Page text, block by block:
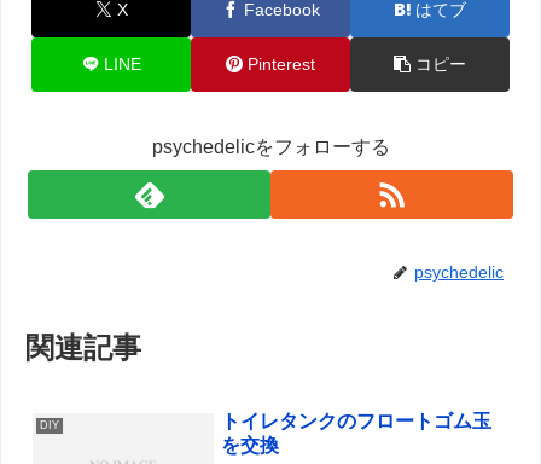
X Facebook はてブ
LINE Pinterest コピー
psychedelicをフォローする
psychedelic
関連記事
DIY
トイレタンクのフロートゴム玉
を交換